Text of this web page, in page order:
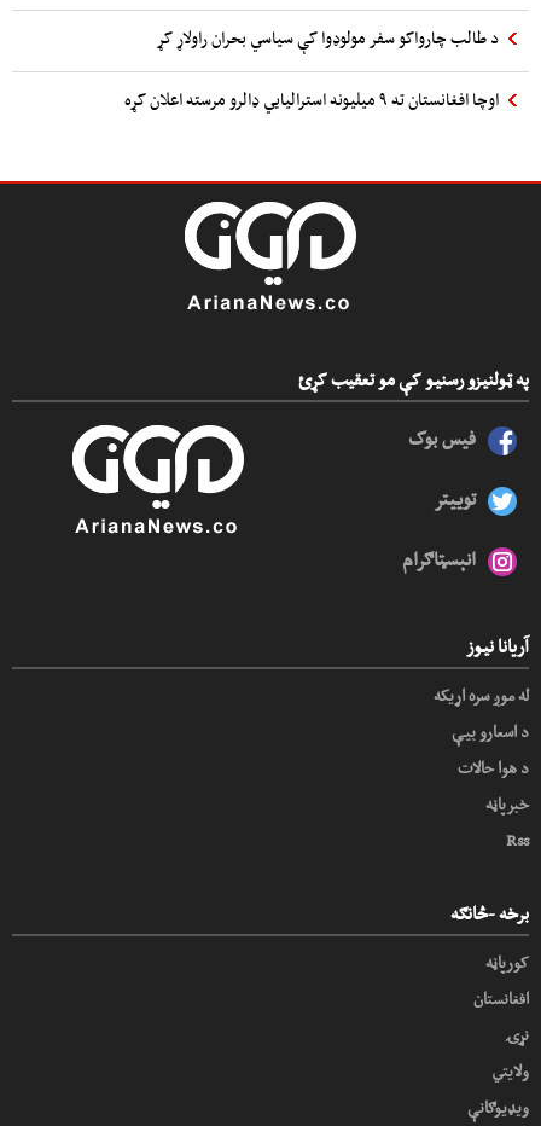
د طالب چارواکو سفر مولوډوا کې سیاسي بحران راولاړ کړ
اوچا افغانستان ته ۹ میلیونه استرالیایي ډالرو مرسته اعلان کړه
په ټولنیزو رسنیو کې مو تعقیب کړئ
فیس بوک
توییتر
انېسټاګرام
آریانا نیوز
له موږ سره اړیکه
د اسعارو بیې
د هوا حالات
خبرپاڼه
Rss
برخه -څانګه
کورپاڼه
افغانستان
نړۍ
ولایتي
ویډیوګانې